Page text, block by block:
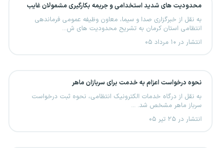
محدودیت های شدید استخدامی و جریمه بکارگیری مشمولان غایب
به نقل از خبرگزاری صدا و سیما، معاون وظیفه عمومی فرماندهی
انتظامی استان کرمان به تشریح محدودیت های ش...
انتشار در ۱۰ مرداد ۰۵
نحوه درخواست اعزام به خدمت برای سربازان ماهر
به نقل از درگاه خدمات الکترونیک انتظامی، نحوه ثبت درخواست
سرباز ماهر مشخص شد. ...
انتشار در ۲۵ تیر ۰۵